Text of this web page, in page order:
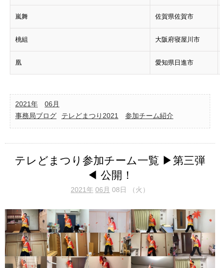
嵐舞 佐賀県佐賀市
桃組 大阪府寝屋川市
凰 愛知県日進市
2021年
06月
事務局ブログ
テレどまつり2021 参加チーム紹介
テレどまつり参加チーム一覧 ▶第三弾
◀ 公開！
2021年 06月 08日 （火）